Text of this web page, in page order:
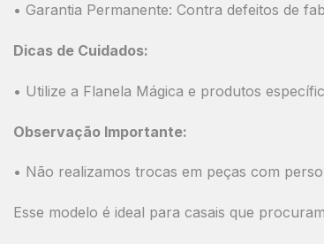
• Garantia Permanente: Contra defeitos de
Dicas de Cuidados:
• Utilize a Flanela Mágica e produtos
Observação Importante:
• Não realizamos trocas em peças com
Esse modelo é ideal para casais que procuram